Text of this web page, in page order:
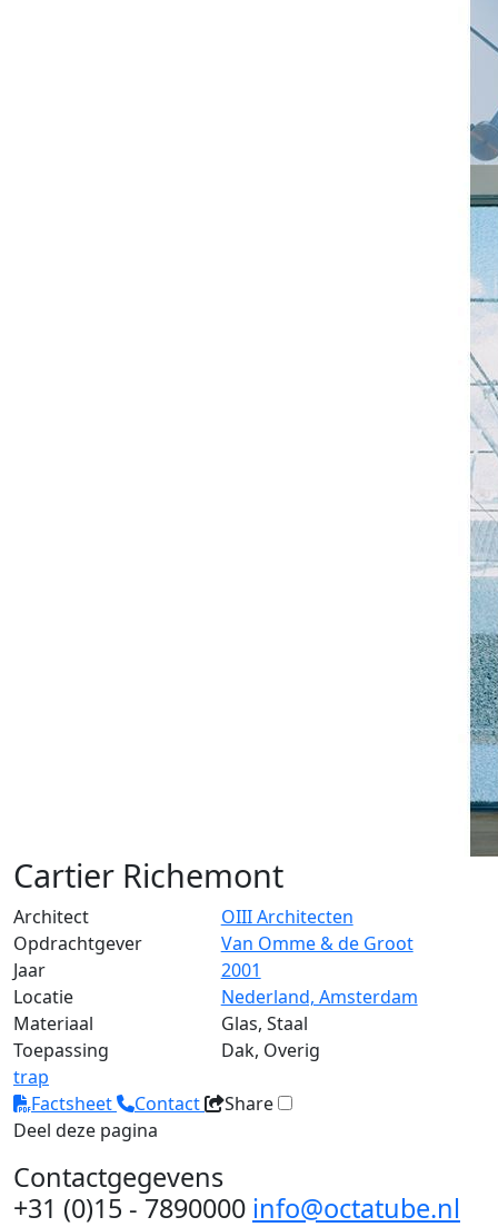
Cartier Richemont
Architect
OIII Architecten
Opdrachtgever
Van Omme & de Groot
Jaar
2001
Locatie
Nederland, Amsterdam
Materiaal
Glas, Staal
Toepassing
Dak, Overig
trap
Factsheet
Contact
Share
Deel deze pagina
Contactgegevens
+31 (0)15 - 7890000 info@octatube.nl